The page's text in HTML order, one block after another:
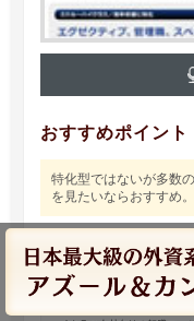
おすすめポイント
特化型ではないが多数
を見たいならおすすめ。
ハイクラスの転職エ
エイシーリクルートメ
https://www.jac-